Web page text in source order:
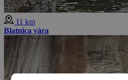
11 km
Blatnica vára